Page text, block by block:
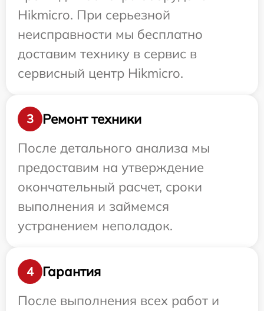
Hikmicro. При серьезной
неисправности мы бесплатно
доставим технику в сервис в
сервисный центр Hikmicro.
3
Ремонт техники
После детального анализа мы
предоставим на утверждение
окончательный расчет, сроки
выполнения и займемся
устранением неполадок.
4
Гарантия
После выполнения всех работ и